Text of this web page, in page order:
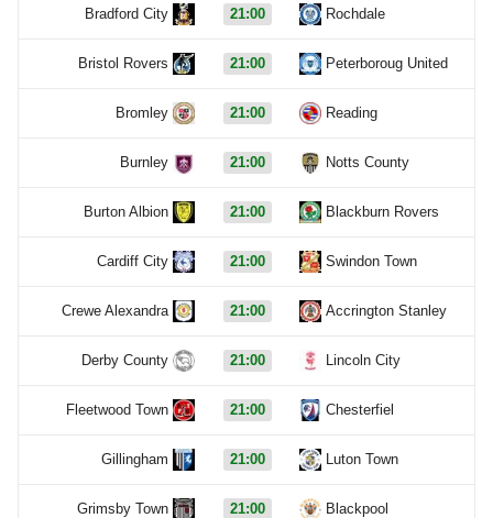
Bradford City 21:00 Rochdale
Bristol Rovers 21:00 Peterboroug United
Bromley 21:00 Reading
Burnley 21:00 Notts County
Burton Albion 21:00 Blackburn Rovers
Cardiff City 21:00 Swindon Town
Crewe Alexandra 21:00 Accrington Stanley
Derby County 21:00 Lincoln City
Fleetwood Town 21:00 Chesterfiel
Gillingham 21:00 Luton Town
Grimsby Town 21:00 Blackpool